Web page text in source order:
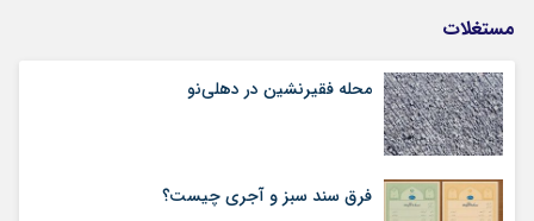
مستغلات
محله فقیرنشین در دهلی‏‌نو
فرق سند سبز و آجری چیست؟